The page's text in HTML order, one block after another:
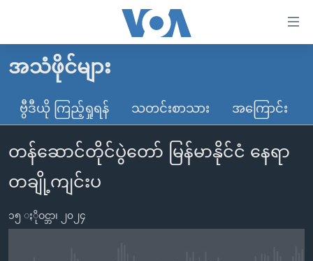
လွယ်ကူ
သည့်
များ
ပင်မ
သို့
မူလစာမျက်နှာ
မြန်မာ
ကမ္ဘာ့သတင်းများ
နိုင်ငံတကာ
အမေရိကန်
အစ္စရေး-ပါလက်စတိုင်း
ဗွီဒီယို
သတင်းလွတ်လပ်ခွင့်
ရပ်ဝန်းတခု လမ်းတခု အလွန်
အင်္ဂလိပ်စာလေ့လာမယ်
အသံဖိုင်များ
ဗွီဒီယို ကြည့်ရှုရန် သတင်းစာသား အကြောင်း
တန်ဆောင်တိုင်ပွဲတော် မြန်မာနိုင်ငံ နေရာ
တချို့ကျင်းပ
၁၅ ႏိုဝင္ဘာ၊ ၂၀၂၄